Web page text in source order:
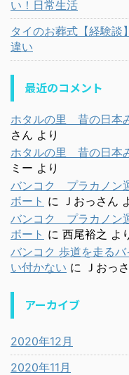
い！日常生活
タイのお葬式【経験
違い
最近のコメント
ホタルの里 昔の日本
さん より
ホタルの里 昔の日本
ミー より
バンコク プラカノン
ボート に Ｊおっさん
バンコク プラカノン
ボート に 西尾裕之 よ
バンコク 歩道を走る
い付かない に Ｊおっ
アーカイブ
2020年12月
2020年11月